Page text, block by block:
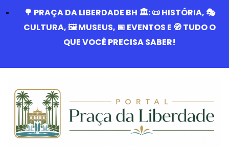
🌳 PRAÇA DA LIBERDADE BH 🏛️: 📜 HISTÓRIA, 🎭
CULTURA, 🖼️ MUSEUS, 📅 EVENTOS E 🧭 TUDO O
QUE VOCÊ PRECISA SABER!